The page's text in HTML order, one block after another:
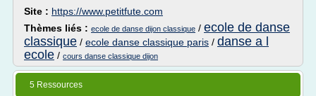
Site : https://www.petitfute.com
Thèmes liés : ecole de danse dijon classique / ecole de danse
classique / ecole danse classique paris / danse a l
ecole / cours danse classique dijon
5 Ressources